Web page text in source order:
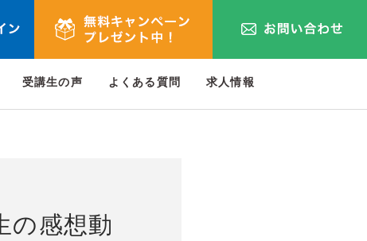
受講生の声 よくある質問 求人情報
の感想動